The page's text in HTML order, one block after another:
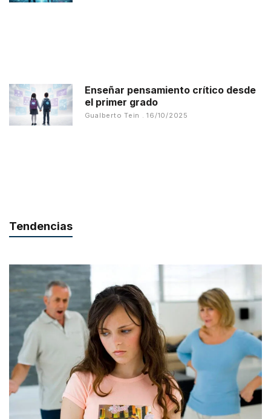
Enseñar pensamiento crítico desde
el primer grado
Gualberto Tein 16/10/2025
Tendencias